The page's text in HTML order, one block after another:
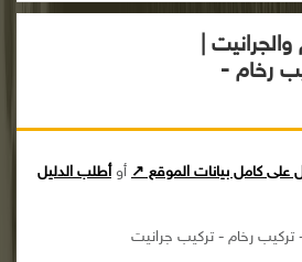
|
رخام -
كامل بيانات الموقع ↗ أوأطلب الدليل
تركيب رخام - تركيب جرانيت